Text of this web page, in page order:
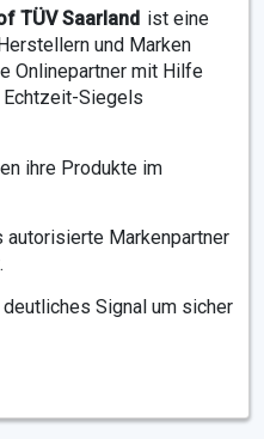
TÜV Saarland ist eine
und Marken
Onlinepartner mit Hilfe
Siegels
ihre Produkte im
Markenpartner
Signal um sicher